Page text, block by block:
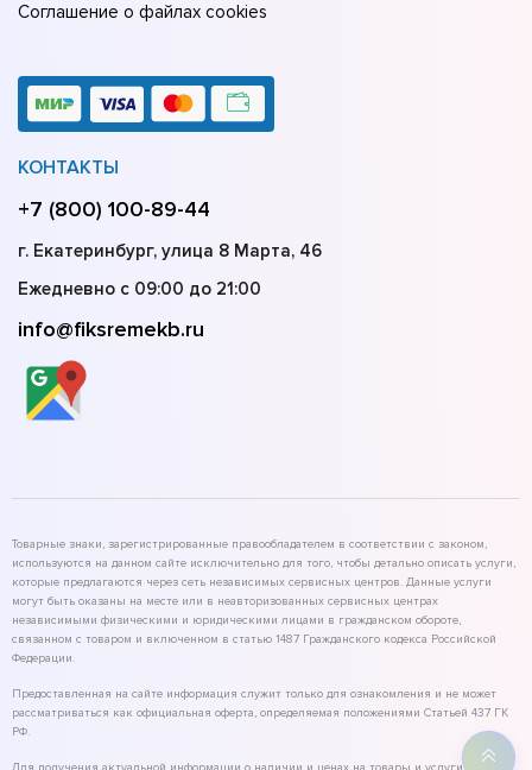
Соглашение о файлах cookies
КОНТАКТЫ
+7 (800) 100-89-44
г. Екатеринбург, улица 8 Марта, 46
Ежедневно с 09:00 до 21:00
info@fiksremekb.ru
Товарные знаки, зарегистрированные правообладателем в соответствии с законом,
используются на данном сайте исключительно для того, чтобы детально описать услуги,
которые предлагаются через сеть независимых сервисных центров. Данные услуги
могут быть оказаны на месте или в неавторизованных сервисных центрах
независимыми физическими и юридическими лицами в гражданском обороте,
связанном с товаром и включенном в статью 1487 Гражданского кодекса Российской
Федерации.
Предоставленная на сайте информация служит только для ознакомления и не может
рассматриваться как официальная оферта, определяемая положениями Статьей 437 ГК
РФ.